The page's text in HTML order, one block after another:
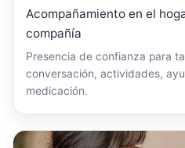
Acompañamiento en el
compañía
Presencia de confianza para
conversación, actividades,
medicación.